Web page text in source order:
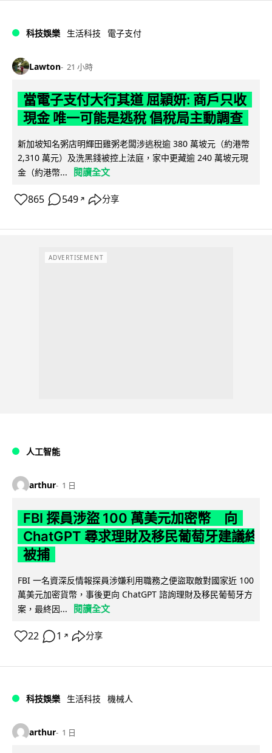
科技娛樂 生活科技 電子支付
Lawton 21 小時
當電子支付大行其道 屈穎妍: 商戶只收
現金 唯一可能是逃稅 倡稅局主動調查
新加坡知名粥店明輝田雞粥老闆涉逃稅逾 380 萬坡元（約港幣
2,310 萬元）及洗黑錢被控上法庭，家中更藏逾 240 萬坡元現
金（約港幣...
閱讀全文
865 549 ↗ 分享
ADVERTISEMENT
人工智能
arthur 1 日
FBI 探員涉盜 100 萬美元加密幣 向
ChatGPT 尋求理財及移民葡萄牙建議終
被捕
FBI 一名資深反情報探員涉嫌利用職務之便盜取敵對國家近 100
萬美元加密貨幣，事後更向 ChatGPT 諮詢理財及移民葡萄牙方
案，最終因...
閱讀全文
22 1 ↗ 分享
科技娛樂 生活科技 機械人
arthur 1 日